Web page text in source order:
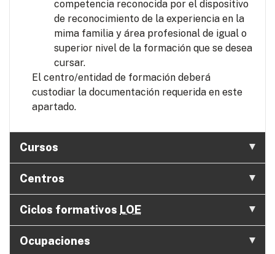
competencia reconocida por el dispositivo
de reconocimiento de la experiencia en la
mima familia y área profesional de igual o
superior nivel de la formación que se desea
cursar.
El centro/entidad de formación deberá
custodiar la documentación requerida en este
apartado.
Cursos
Centros
Ciclos formativos LOE
Ocupaciones